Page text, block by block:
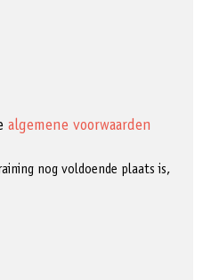
algemene voorwaarden
nog voldoende plaats is,